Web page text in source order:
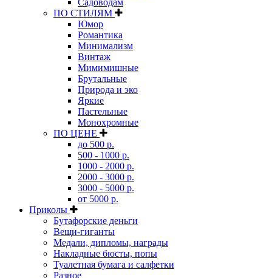
ПО СТИЛЯМ
Юмор
Романтика
Минимализм
Винтаж
Мимимишные
Брутальные
Природа и эко
Яркие
Пастельные
Монохромные
ПО ЦЕНЕ
до 500 р.
500 - 1000 р.
1000 - 2000 р.
2000 - 3000 р.
3000 - 5000 р.
от 5000 р.
Приколы
Бутафорские деньги
Вещи-гиганты
Медали, дипломы, награды
Накладные бюсты, попы
Туалетная бумага и салфетки
Разное